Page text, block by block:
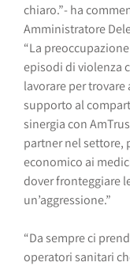
chiaro.”- ha
Amministratore
“La
episodi di violenza
lavorare per
supporto al
sinergia con
partner nel settore,
economico ai
dover fronteggiare
un’aggressione.”
“Da sempre ci
operatori sanitari